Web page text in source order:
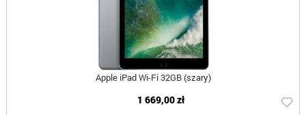
Apple iPad Wi-Fi 32GB (szary)
1 669,00 zł